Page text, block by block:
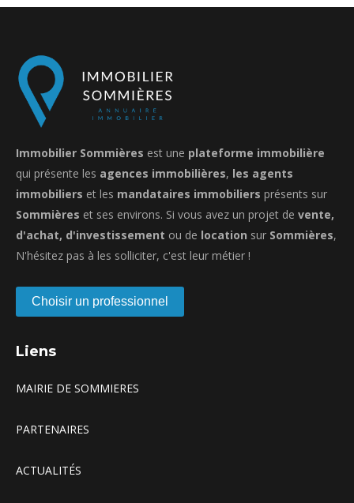
Immobilier Sommières est une plateforme immobilière
qui présente les agences immobilières, les agents
immobiliers et les mandataires immobiliers présents sur
Sommières et ses environs. Si vous avez un projet de vente,
d'achat, d'investissement ou de location sur Sommières,
N'hésitez pas à les solliciter, c'est leur métier !
Choisir un professionnel
Liens
MAIRIE DE SOMMIERES
PARTENAIRES
ACTUALITÉS